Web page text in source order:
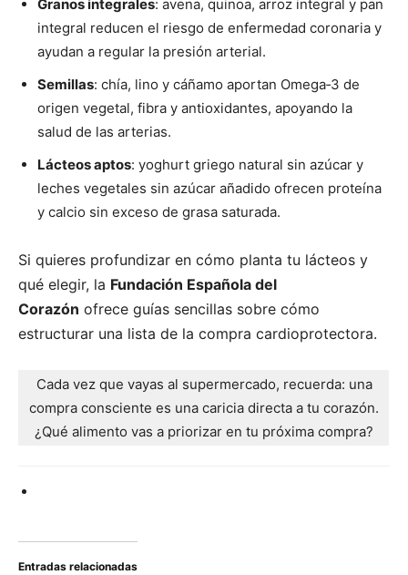
Granos integrales: avena, quinoa, arroz integral y pan
integral reducen el riesgo de enfermedad coronaria y
ayudan a regular la presión arterial.
Semillas: chía, lino y cáñamo aportan Omega‑3 de
origen vegetal, fibra y antioxidantes, apoyando la
salud de las arterias.
Lácteos aptos: yoghurt griego natural sin azúcar y
leches vegetales sin azúcar añadido ofrecen proteína
y calcio sin exceso de grasa saturada.
Si quieres profundizar en cómo planta tu lácteos y
qué elegir, la Fundación Española del
Corazón ofrece guías sencillas sobre cómo
estructurar una lista de la compra cardioprotectora.
Cada vez que vayas al supermercado, recuerda: una
compra consciente es una caricia directa a tu corazón.
¿Qué alimento vas a priorizar en tu próxima compra?
Entradas relacionadas